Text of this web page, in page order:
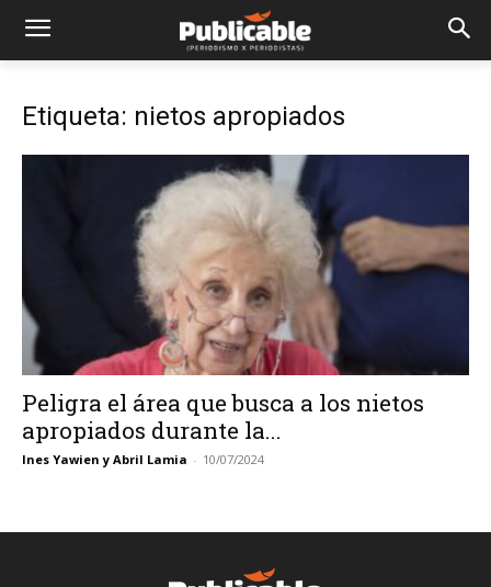
Etiqueta: nietos apropiados
Peligra el área que busca a los nietos
apropiados durante la...
Ines Yawien y Abril Lamia - 10/07/2024